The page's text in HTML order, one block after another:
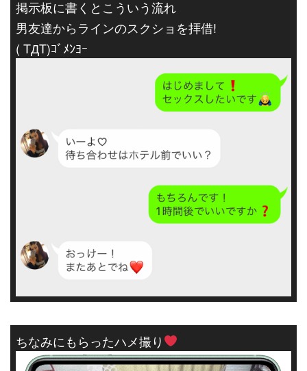
掲示板に書くとこういう流れ
男友達からラインのスクショを拝借!
( TДT)ｺﾞﾒﾝﾖｰ
ちなみにもらったハメ撮り